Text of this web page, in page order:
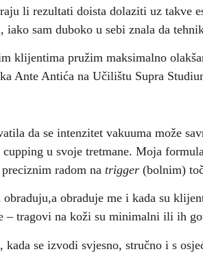
li rezultati doista dolaziti uz takve
iako sam duboko u sebi znala da
klijentima pružim maksimalno
Ante Antića na Učilištu Supra
da se intenzitet vakuuma može
u svoje tretmane. Moja
radom na trigger (bolnim)
obraduje me i kada su
– tragovi na koži su minimalni ili ih
kada se izvodi svjesno, stručno i s